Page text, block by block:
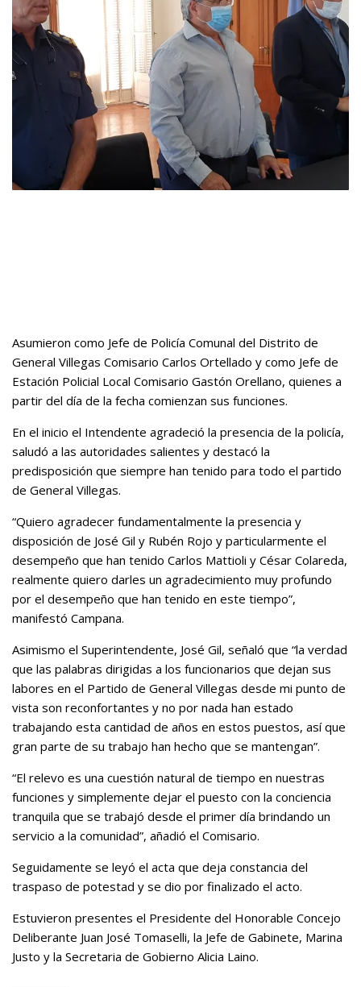
Asumieron como Jefe de Policía Comunal del Distrito de
General Villegas Comisario Carlos Ortellado y como Jefe de
Estación Policial Local Comisario Gastón Orellano, quienes a
partir del día de la fecha comienzan sus funciones.
En el inicio el Intendente agradeció la presencia de la policía,
saludó a las autoridades salientes y destacó la
predisposición que siempre han tenido para todo el partido
de General Villegas.
“Quiero agradecer fundamentalmente la presencia y
disposición de José Gil y Rubén Rojo y particularmente el
desempeño que han tenido Carlos Mattioli y César Colareda,
realmente quiero darles un agradecimiento muy profundo
por el desempeño que han tenido en este tiempo”,
manifestó Campana.
Asimismo el Superintendente, José Gil, señaló que “la verdad
que las palabras dirigidas a los funcionarios que dejan sus
labores en el Partido de General Villegas desde mi punto de
vista son reconfortantes y no por nada han estado
trabajando esta cantidad de años en estos puestos, así que
gran parte de su trabajo han hecho que se mantengan”.
“El relevo es una cuestión natural de tiempo en nuestras
funciones y simplemente dejar el puesto con la conciencia
tranquila que se trabajó desde el primer día brindando un
servicio a la comunidad”, añadió el Comisario.
Seguidamente se leyó el acta que deja constancia del
traspaso de potestad y se dio por finalizado el acto.
Estuvieron presentes el Presidente del Honorable Concejo
Deliberante Juan José Tomaselli, la Jefe de Gabinete, Marina
Justo y la Secretaria de Gobierno Alicia Laino.